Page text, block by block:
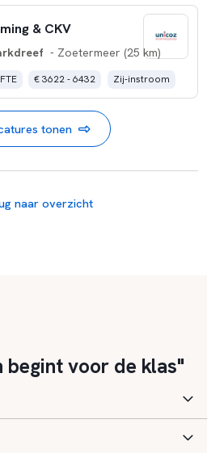
& CKV
- Zoetermeer (25 km)
€ 3622 - 6432 Zij-instroom
tonen
naar overzicht
begint voor de klas"